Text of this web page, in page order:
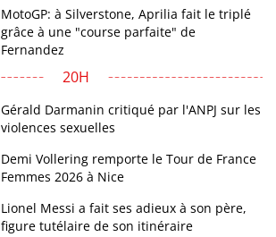
MotoGP: à Silverstone, Aprilia fait le triplé
grâce à une "course parfaite" de
Fernandez
20H
Gérald Darmanin critiqué par l'ANPJ sur les
violences sexuelles
Demi Vollering remporte le Tour de France
Femmes 2026 à Nice
Lionel Messi a fait ses adieux à son père,
figure tutélaire de son itinéraire